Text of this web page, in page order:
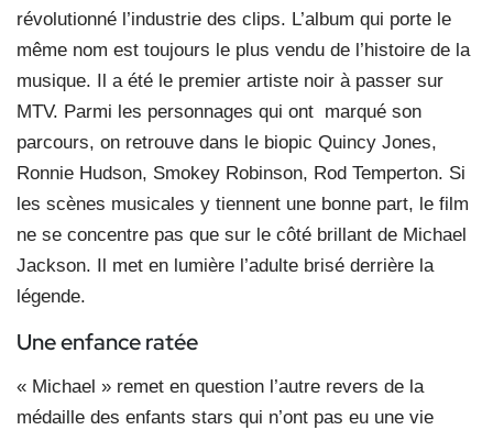
révolutionné l’industrie des clips. L’album qui porte le
même nom est toujours le plus vendu de l’histoire de la
musique. Il a été le premier artiste noir à passer sur
MTV. Parmi les personnages qui ont marqué son
parcours, on retrouve dans le biopic Quincy Jones,
Ronnie Hudson, Smokey Robinson, Rod Temperton. Si
les scènes musicales y tiennent une bonne part, le film
ne se concentre pas que sur le côté brillant de Michael
Jackson. Il met en lumière l’adulte brisé derrière la
légende.
Une enfance ratée
« Michael » remet en question l’autre revers de la
médaille des enfants stars qui n’ont pas eu une vie